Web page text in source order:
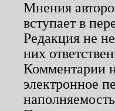
Мнения
вступает в
Редакция не
них
Комментарии
электронное